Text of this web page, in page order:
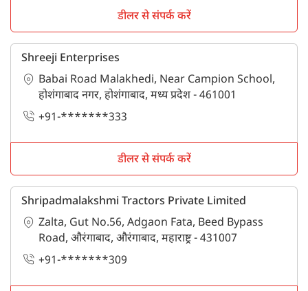
डीलर से संपर्क करें
Shreeji Enterprises
Babai Road Malakhedi, Near Campion School,
होशंगाबाद नगर, होशंगाबाद, मध्य प्रदेश - 461001
+91-*******333
डीलर से संपर्क करें
Shripadmalakshmi Tractors Private Limited
Zalta, Gut No.56, Adgaon Fata, Beed Bypass
Road, औरंगाबाद, औरंगाबाद, महाराष्ट्र - 431007
+91-*******309